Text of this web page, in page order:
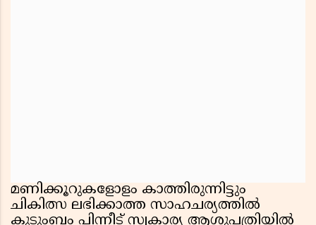
മണിക്കൂറുകളോളം കാത്തിരുന്നിട്ടും
ചികിത്സ ലഭിക്കാത്ത സാഹചര്യത്തിൽ
കുടുംബം പിന്നീട് സ്വകാര്യ ആശുപത്രിയിൽ